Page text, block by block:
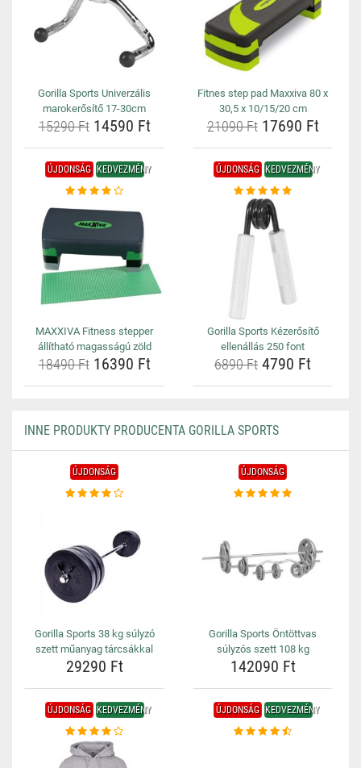
Gorilla Sports Univerzális
marokerősítő 17-30cm
15290 Ft14590 Ft
Fitnes step pad Maxxiva 80 x
30,5 x 10/15/20 cm
21090 Ft17690 Ft
ÚJDONSÁG KEDVEZMÉNY
MAXXIVA Fitness stepper
állítható magasságú zöld
18490 Ft16390 Ft
ÚJDONSÁG KEDVEZMÉNY
Gorilla Sports Kézerősítő
ellenállás 250 font
6890 Ft 4790 Ft
INNE PRODUKTY PRODUCENTA GORILLA SPORTS
ÚJDONSÁG
Gorilla Sports 38 kg súlyzó
szett műanyag tárcsákkal
29290 Ft
ÚJDONSÁG
Gorilla Sports Öntöttvas
súlyzós szett 108 kg
142090 Ft
ÚJDONSÁG KEDVEZMÉNY ÚJDONSÁG KEDVEZMÉNY